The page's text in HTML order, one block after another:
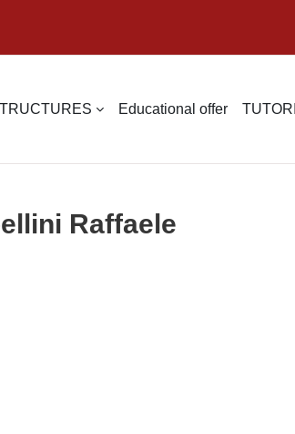
Educational offer
Raffaele